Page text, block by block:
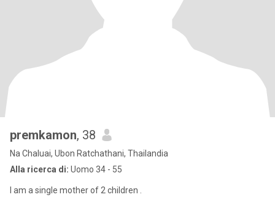
premkamon, 38
Na Chaluai, Ubon Ratchathani, Thailandia
Alla ricerca di: Uomo 34 - 55
I am a single mother of 2 children .